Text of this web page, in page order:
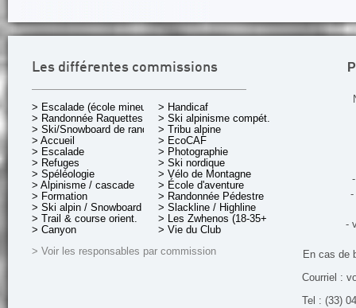
Les différentes commissions
> Escalade (école mineurs)
> Randonnée Raquettes
> Ski/Snowboard de rando.
> Accueil
> Escalade
> Refuges
> Spéléologie
> Alpinisme / cascade
> Formation
> Ski alpin / Snowboard
> Trail & course orient.
> Canyon
> Handicaf
> Ski alpinisme compét.
> Tribu alpine
> EcoCAF
> Photographie
> Ski nordique
> Vélo de Montagne
> École d'aventure
> Randonnée Pédestre
> Slackline / Highline
> Les Zwhenos (18-35+ ans)
> Vie du Club
> Voir les responsables par commission
-
-
En cas de
Courriel :
Tel : (33)